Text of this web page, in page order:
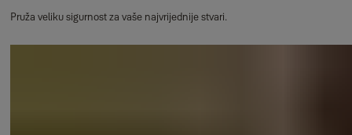
Pruža veliku sigurnost za vaše najvrijednije stvari.